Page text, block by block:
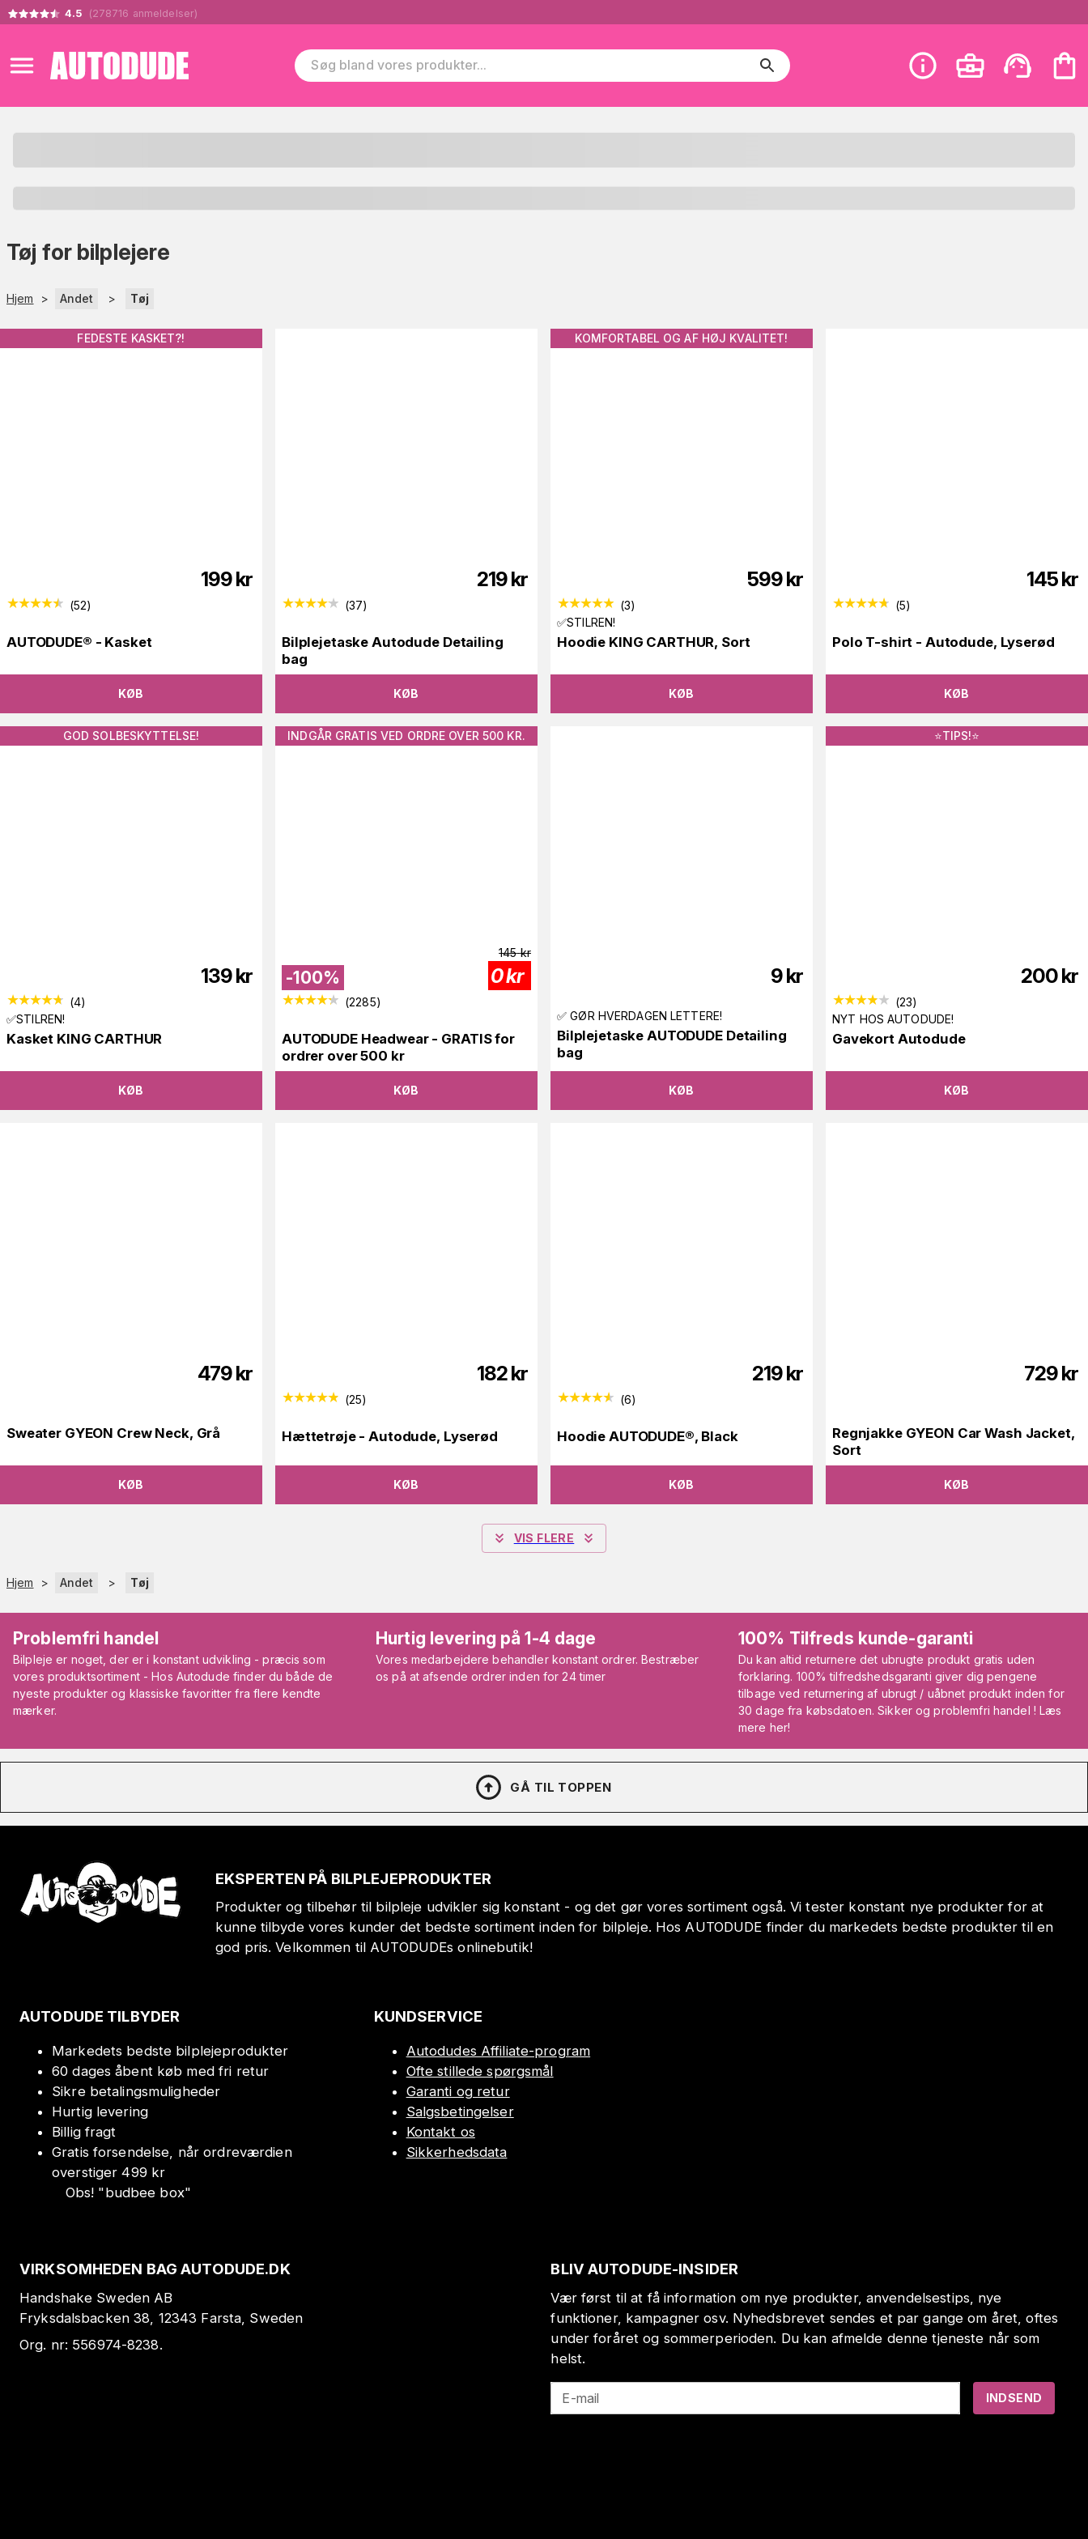
4.5 (278716 anmeldelser)
Tøj for bilplejere
Hjem > Andet > Tøj
FEDESTE KASKET?!
199kr
(52)
AUTODUDE® - Kasket
KØB
219kr
(37)
Bilplejetaske Autodude Detailing
bag
KØB
KOMFORTABEL OG AF HØJ KVALITET!
599kr
(3)
✅STILREN!
Hoodie KING CARTHUR, Sort
KØB
145kr
(5)
Polo T-shirt - Autodude, Lyserød
KØB
GOD SOLBESKYTTELSE!
139kr
(4)
✅STILREN!
Kasket KING CARTHUR
KØB
INDGÅR GRATIS VED ORDRE OVER 500 KR.
-100%
145 kr
0kr
(2285)
AUTODUDE Headwear - GRATIS for
ordrer over 500 kr
KØB
9kr
✅ GØR HVERDAGEN LETTERE!
Bilplejetaske AUTODUDE Detailing
bag
KØB
⭐️TIPS!⭐️
200kr
(23)
NYT HOS AUTODUDE!
Gavekort Autodude
KØB
479kr
Sweater GYEON Crew Neck, Grå
KØB
182kr
(25)
Hættetrøje - Autodude, Lyserød
KØB
219kr
(6)
Hoodie AUTODUDE®, Black
KØB
729kr
Regnjakke GYEON Car Wash Jacket,
Sort
KØB
VIS FLERE
Hjem > Andet > Tøj
Problemfri handel
Bilpleje er noget, der er i konstant udvikling - præcis som
vores produktsortiment - Hos Autodude finder du både de
nyeste produkter og klassiske favoritter fra flere kendte
mærker.
Hurtig levering på 1-4 dage
Vores medarbejdere behandler konstant ordrer. Bestræber
os på at afsende ordrer inden for 24 timer
100% Tilfreds kunde-garanti
Du kan altid returnere det ubrugte produkt gratis uden
forklaring. 100% tilfredshedsgaranti giver dig pengene
tilbage ved returnering af ubrugt / uåbnet produkt inden for
30 dage fra købsdatoen. Sikker og problemfri handel ! Læs
mere her!
GÅ TIL TOPPEN
EKSPERTEN PÅ BILPLEJEPRODUKTER
Produkter og tilbehør til bilpleje udvikler sig konstant - og det gør vores sortiment også. Vi tester konstant nye produkter for at
kunne tilbyde vores kunder det bedste sortiment inden for bilpleje. Hos AUTODUDE finder du markedets bedste produkter til en
god pris. Velkommen til AUTODUDEs onlinebutik!
AUTODUDE TILBYDER
Markedets bedste bilplejeprodukter
60 dages åbent køb med fri retur
Sikre betalingsmuligheder
Hurtig levering
Billig fragt
Gratis forsendelse, når ordreværdien
overstiger 499 kr
Obs! "budbee box"
KUNDSERVICE
Autodudes Affiliate-program
Ofte stillede spørgsmål
Garanti og retur
Salgsbetingelser
Kontakt os
Sikkerhedsdata
VIRKSOMHEDEN BAG AUTODUDE.DK
Handshake Sweden AB
Fryksdalsbacken 38, 12343 Farsta, Sweden
Org. nr: 556974-8238.
BLIV AUTODUDE-INSIDER
Vær først til at få information om nye produkter, anvendelsestips, nye
funktioner, kampagner osv. Nyhedsbrevet sendes et par gange om året, oftes
under foråret og sommerperioden. Du kan afmelde denne tjeneste når som
helst.
E-mail INDSEND